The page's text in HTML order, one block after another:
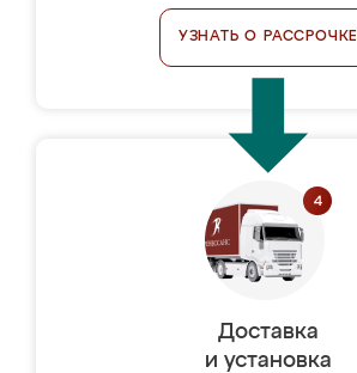
УЗНАТЬ О РАССРОЧКЕ
Доставка
и установка